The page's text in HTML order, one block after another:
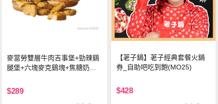
麥當勞雙層牛肉吉事堡+勁辣鷄
腿堡+六塊麥克鷄塊+焦糖奶茶
$289
【荖子鍋】荖子經典套餐火鍋
券_自助吧吃到飽(MO25)
$428